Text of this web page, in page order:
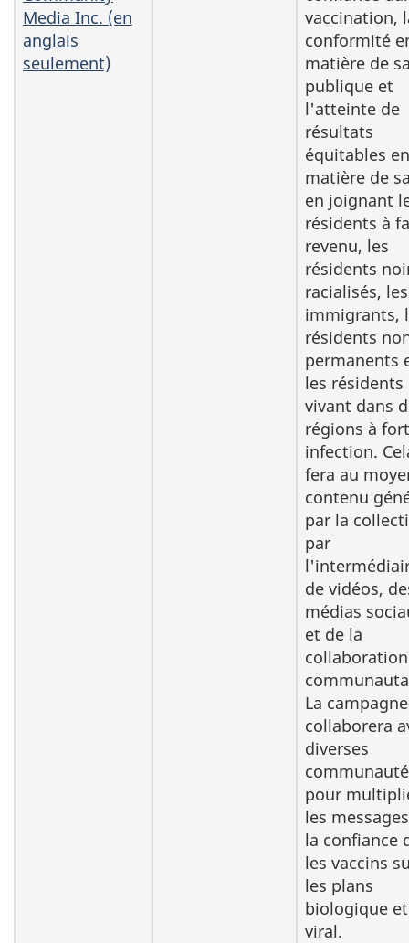
Media Inc. (en
anglais
seulement)
vaccination,
conformité
matière de
publique et
l'atteinte de
résultats
équitables en
matière de
en joignant
résidents à
revenu, les
résidents
racialisés, les
immigrants,
résidents
permanents
les résidents
vivant dans
régions à
infection.
fera au
contenu
par la
par
de vidéos,
médias
et de la
collaboration
La campagne
collaborera
diverses
pour
les
la confiance
les vaccins
les plans
biologique et
viral.